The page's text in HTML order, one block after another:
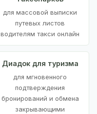
для массовой выписки
путевых листов
водителям такси онлайн
Диадок для туризма
для мгновенного
подтверждения
бронирований и обмена
закрывающими